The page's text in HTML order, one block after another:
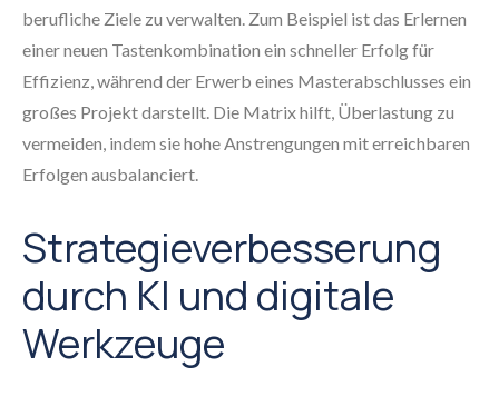
berufliche Ziele zu verwalten. Zum Beispiel ist das Erlernen
einer neuen Tastenkombination ein schneller Erfolg für
Effizienz, während der Erwerb eines Masterabschlusses ein
großes Projekt darstellt. Die Matrix hilft, Überlastung zu
vermeiden, indem sie hohe Anstrengungen mit erreichbaren
Erfolgen ausbalanciert.
Strategieverbesserung
durch KI und digitale
Werkzeuge